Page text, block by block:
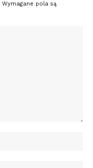
Wymagane pola są